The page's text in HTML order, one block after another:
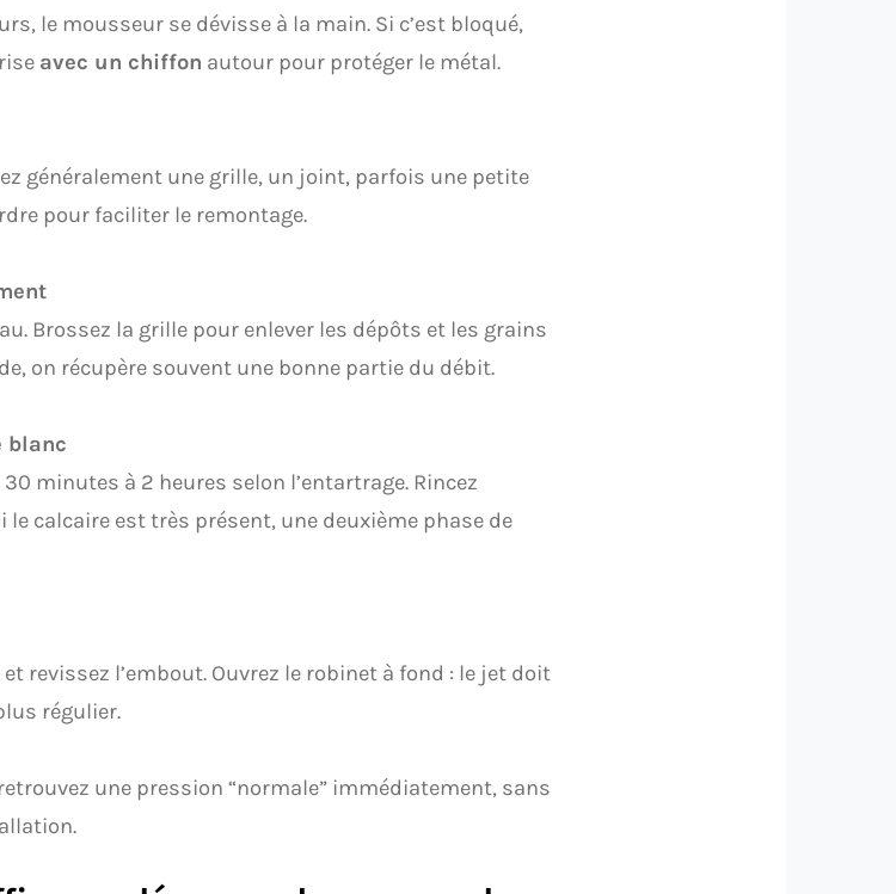
le mousseur se dévisse à la main. Si c’est bloqué,
avec un chiffon autour pour protéger le métal.
généralement une grille, un joint, parfois une petite
pour faciliter le remontage.
Brossez la grille pour enlever les dépôts et les grains
on récupère souvent une bonne partie du débit.
blanc
minutes à 2 heures selon l’entartrage. Rincez
calcaire est très présent, une deuxième phase de
revissez l’embout. Ouvrez le robinet à fond : le jet doit
régulier.
une pression “normale” immédiatement, sans